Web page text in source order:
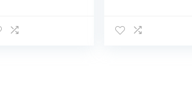
électrique